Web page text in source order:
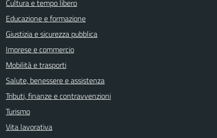
Cultura e tempo libero
Educazione e formazione
Giustizia e sicurezza pubblica
Imprese e commercio
Mobilità e trasporti
Salute, benessere e assistenza
Tributi, finanze e contravvenzioni
Turismo
Vita lavorativa